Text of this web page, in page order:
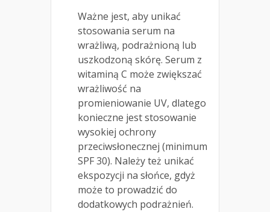
Ważne jest, aby unikać
stosowania serum na
wrażliwą, podrażnioną lub
uszkodzoną skórę. Serum z
witaminą C może zwiększać
wrażliwość na
promieniowanie UV, dlatego
konieczne jest stosowanie
wysokiej ochrony
przeciwsłonecznej (minimum
SPF 30). Należy też unikać
ekspozycji na słońce, gdyż
może to prowadzić do
dodatkowych podrażnień.